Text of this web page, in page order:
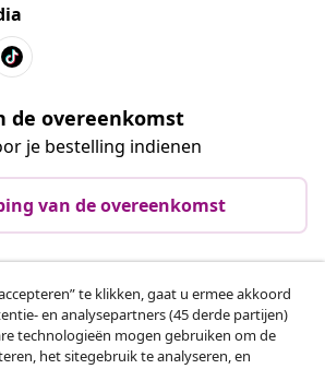
de overeenkomst
je bestelling indienen
van de overeenkomst
te klikken, gaat u ermee akkoord
en analysepartners (45 derde partijen)
technologieën mogen gebruiken om de
het sitegebruik te analyseren, en